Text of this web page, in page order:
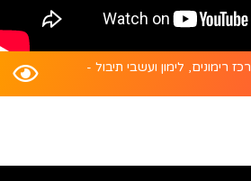
רימונים, לימון ועשבי תיבול -